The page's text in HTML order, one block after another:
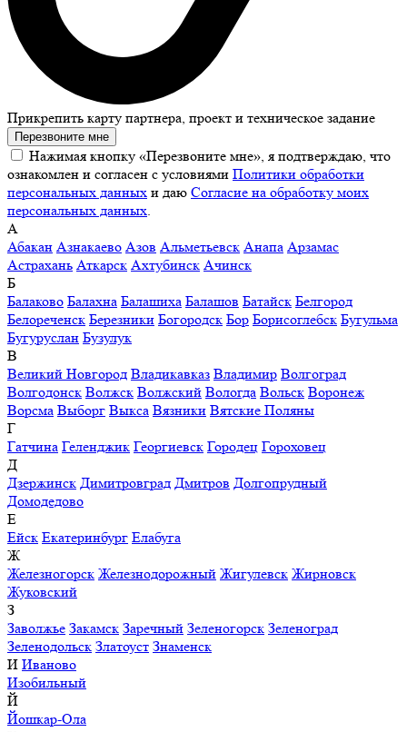
Прикрепить карту партнера, проект и техническое задание
Перезвоните мне
Нажимая кнопку «Перезвоните мне», я подтверждаю, что
ознакомлен и согласен с условиями Политики обработки
персональных данных и даю Согласие на обработку моих
персональных данных
А
Абакан Азнакаево Азов Альметьевск Анапа Арзамас
Астрахань Аткарск Ахтубинск Ачинск
Б
Балаково Балахна Балашиха Балашов Батайск Белгород
Белореченск Березники Богородск Бор Борисоглебск Бугульма
Бугуруслан Бузулук
В
Великий Новгород Владикавказ Владимир Волгоград
Волгодонск Волжск Волжский Вологда Вольск Воронеж
Ворсма Выборг Выкса Вязники Вятские Поляны
Г
Гатчина Геленджик Георгиевск Городец Гороховец
Д
Дзержинск Димитровград Дмитров Долгопрудный
Домодедово
Е
Ейск Екатеринбург Елабуга
Ж
Железногорск Железнодорожный Жигулевск Жирновск
Жуковский
З
Заволжье Закамск Заречный Зеленогорск Зеленоград
Зеленодольск Златоуст Знаменск
И Иваново
Изобильный
Й
Йошкар-Ола